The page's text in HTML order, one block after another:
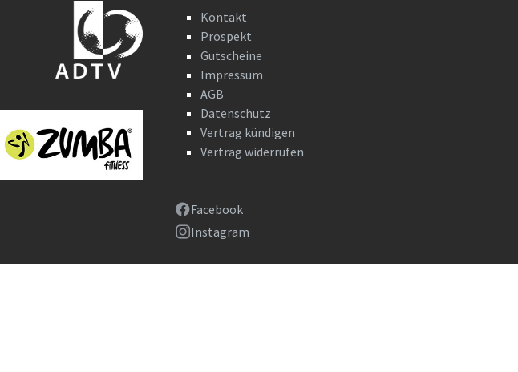
Kontakt
Prospekt
Gutscheine
Impressum
AGB
Datenschutz
Vertrag kündigen
Vertrag widerrufen
Facebook
Instagram